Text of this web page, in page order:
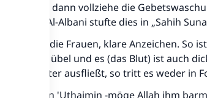
andere ist, dann vollziehe die
(216) und Al-Albani stufte dies in „Sahih
Es hat, für die Frauen, klare Anzeichen.
Geruch ist übel und es (das Blut) ist auch
Gebärmutter ausfließt, so tritt es weder in
Schaikh Ibn 'Uthaimin -möge Allah ihm
Die Antwort Nr.
Unterstütze die
Der Prophet -Allahs